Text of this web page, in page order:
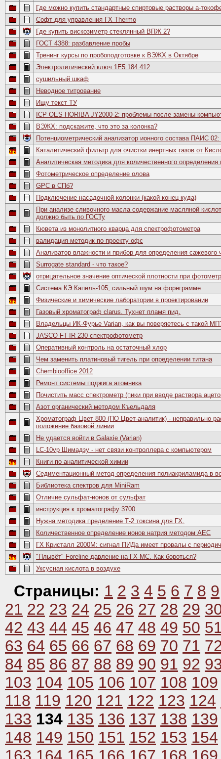
Где можно купить стандартные спиртовые растворы а-
Софт для управления ГХ Thermo
Где купить вискозиметр стеклянный ВПЖ 2?
ГОСТ 4388: разбавление пробы
Тренинг курсы по пробоподготовке к ВЭЖХ в Октябре
Электролитический ключ 1Е5.184.412
сушильный шкаф
Неводное титрование
Ищу текст ТУ
ICP OES HORIBA JY2000-2: проблемы после замены
ВЭЖХ: подскажите, что это за колонка?
Потенциометрический анализатор ионного состава ПАИС
Каталитический фильтр для очистки инертных газов от
Аналитическая методика для количественного определения
Фотометрическое определение олова
GPC в СПб?
Подключение насадочной колонки (какой конец куда)
При анализе сливочного масла содержание масляной
должно быть по ГОСТу
Кювета из монолитного кварца для спектрофотометра
валидация методик по проекту офс
Анализатор влажности и прибор для определения сажевого
Surrogate standard - что такое?
отрицательное значение оптической плотности при
Система КЭ Капель-105, сильный шум на фореграмме
Физические и химические лаборатории в проектировании
Газовый хроматограф clarus. Тухнет пламя пид.
Владельцы ИК-Фурье Varian, как вы поверяетесь с такой
JASCO FT-IR 230 спектрофотометр
Оперативный контроль на остаточный хлор
Чем заменить платиновый тигель при определении титана
Chembiooffice 2012
Ремонт системы поджига атомника
Почистить масс спектрометр (пики при вводе раствора
Азот органический методом Къельдаля
Хроматограф Цвет 800 (ПО Цвет-аналитик) - неправильно
положение базовой линии
Не удается войти в Galaxie (Varian)
LC-10vp Шимадзу - нет связи контроллера с компьютером
Книги по аналитической химии
Cедиментационный метод определения полиакриламида в
Библиотека спектров для MiniRam
Отличие сульфат-ионов от сульфат
инструкция к хроматографу 3700
Нужна методика пределение Т-2 токсина для ГХ.
Количественное определение ионов натрия методом АЕС
ГХ Кристалл 2000М: сигнал ПИДа имеет провалы с
"Плывёт" Foreline давление на ГХ-МС. Как бороться?
Уксусная кислота в воздухе
Страницы: 1 2 3 4 5 6 7 8 9
21 22 23 24 25 26 27 28 29
42 43 44 45 46 47 48 49 50
63 64 65 66 67 68 69 70 71
84 85 86 87 88 89 90 91 92
103 104 105 106 107 108 109
118 119 120 121 122 123 124
133 134 135 136 137 138 139
148 149 150 151 152 153 154